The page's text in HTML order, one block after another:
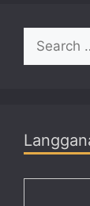
Search
for: